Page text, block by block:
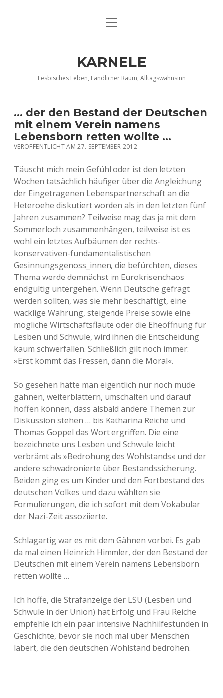
DATENSCHUTZERKLÄRUNG
Menü
KARNELE
Lesbisches Leben, Ländlicher Raum, Alltagswahnsinn
… der den Bestand der Deutschen
mit einem Verein namens
Lebensborn retten wollte …
VERÖFFENTLICHT AM 27. SEPTEMBER 2012
Täuscht mich mein Gefühl oder ist den letzten
Wochen tatsächlich häufiger über die Angleichung
der Eingetragenen Lebenspartnerschaft an die
Heteroehe diskutiert worden als in den letzten fünf
Jahren zusammen? Teilweise mag das ja mit dem
Sommerloch zusammenhängen, teilweise ist es
wohl ein letztes Aufbäumen der rechts-
konservativen-fundamentalistischen
Gesinnungsgenoss_innen, die befürchten, dieses
Thema werde demnächst im Eurokrisenchaos
endgültig untergehen. Wenn Deutsche gefragt
werden sollten, was sie mehr beschäftigt, eine
wacklige Währung, steigende Preise sowie eine
mögliche Wirtschaftsflaute oder die Eheöffnung für
Lesben und Schwule, wird ihnen die Entscheidung
kaum schwerfallen. Schließlich gilt noch immer:
»Erst kommt das Fressen, dann die Moral«.
So gesehen hätte man eigentlich nur noch müde
gähnen, weiterblättern, umschalten und darauf
hoffen können, dass alsbald andere Themen zur
Diskussion stehen … bis Katharina Reiche und
Thomas Goppel das Wort ergriffen. Die eine
bezeichnete uns Lesben und Schwule leicht
verbrämt als »Bedrohung des Wohlstands« und der
andere schwadronierte über Bestandssicherung.
Beiden ging es um Kinder und den Fortbestand des
deutschen Volkes und dazu wählten sie
Formulierungen, die ich sofort mit dem Vokabular
der Nazi-Zeit assoziierte.
Schlagartig war es mit dem Gähnen vorbei. Es gab
da mal einen Heinrich Himmler, der den Bestand der
Deutschen mit einem Verein namens Lebensborn
retten wollte …
Ich hoffe, die Strafanzeige der LSU (Lesben und
Schwule in der Union) hat Erfolg und Frau Reiche
empfehle ich ein paar intensive Nachhilfestunden in
Geschichte, bevor sie noch mal über Menschen
labert, die den deutschen Wohlstand bedrohen.